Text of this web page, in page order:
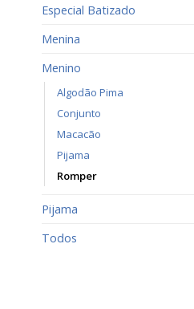
Especial Batizado
Menina
Menino
Algodão Pima
Conjunto
Macacão
Pijama
Romper
Pijama
Todos